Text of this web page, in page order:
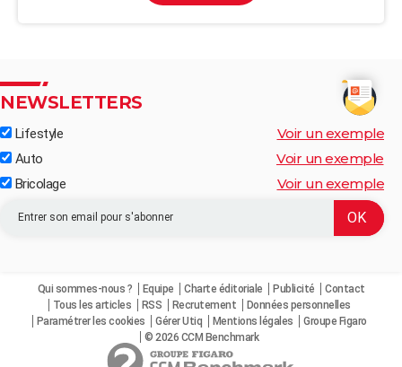
NEWSLETTERS
Lifestyle Voir un exemple
Auto Voir un exemple
Bricolage Voir un exemple
Qui sommes-nous ? Equipe Charte éditoriale Publicité
Contact
Tous les articles
RSS Recrutement
Données personnelles
Paramétrer les cookies
Gérer Utiq Mentions légales
Groupe Figaro
© 2026 CCM Benchmark